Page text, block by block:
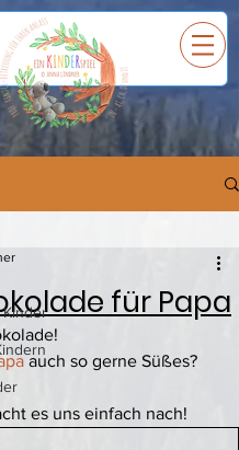
EinKINDERspiel
für Papa
auch so gerne Süßes?
es uns einfach nach!